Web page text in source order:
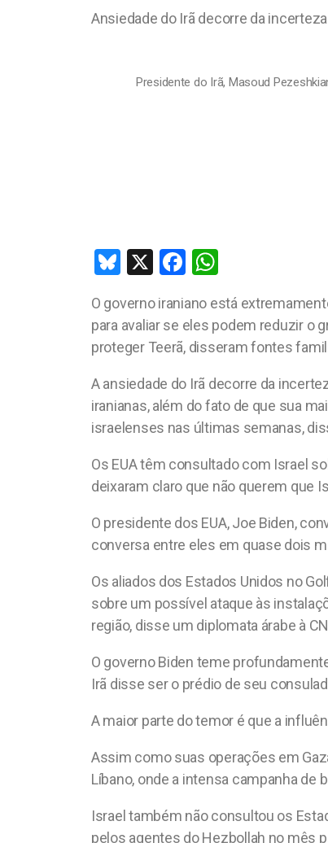
Ansiedade do Irã decorre da
Presidente do Irã, Masoud
Bl
es
ky
X
F
ce
b
o
k
at
s
p
p
O governo iraniano está
para avaliar se eles podem reduzir o
proteger Teerã, disseram fontes
A ansiedade do Irã decorre da
iranianas, além do fato de que sua
israelenses nas últimas semanas,
Os EUA têm consultado com Israel
deixaram claro que não querem que
O presidente dos EUA, Joe Biden,
conversa entre eles em quase dois
Os aliados dos Estados Unidos no
sobre um possível ataque às
região, disse um diplomata árabe à
O governo Biden teme
Irã disse ser o prédio de seu
A maior parte do temor é que a
Assim como suas operações em
Líbano, onde a intensa campanha
Israel também não consultou os
pelos agentes do Hezbollah no mês